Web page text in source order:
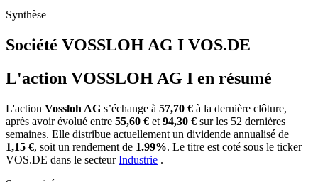
Synthèse
Société VOSSLOH AG I VOS.DE
L'action VOSSLOH AG I en résumé
L'action Vossloh AG s’échange à 57,70 € à la dernière clôture,
après avoir évolué entre 55,60 € et 94,30 € sur les 52 dernières
semaines. Elle distribue actuellement un dividende annualisé de
1,15 €, soit un rendement de 1.99%. Le titre est coté sous le ticker
VOS.DE dans le secteurIndustrie .